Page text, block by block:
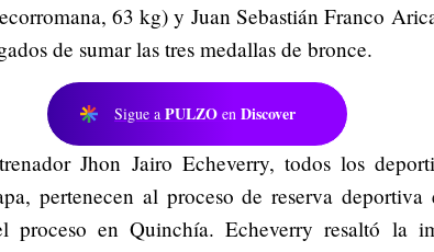
63 kg) y Juan Sebastián Franco
de sumar las tres medallas de bronce.
Sigue a PULZO en Discover
Jhon Jairo Echeverry, todos los
pertenecen al proceso de reserva deportiva
proceso en Quinchía. Echeverry resaltó la